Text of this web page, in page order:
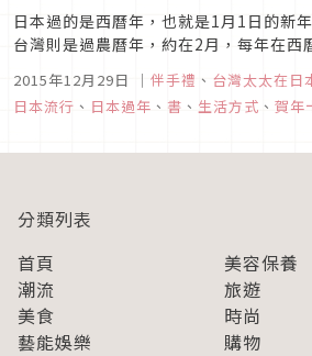
日本過的是西曆年，也就是1月1日的新
台灣則是過農曆年，約在2月，每年在西
東西和台灣非常不一樣。
2015年12月29日 ｜ 伴手禮 、 台灣太太在日
日本流行 、 日本過年 、 書 、 生活方式 、 賀年
分類列表
首頁
美容保養
潮流
旅遊
美食
時尚
藝能娛樂
購物